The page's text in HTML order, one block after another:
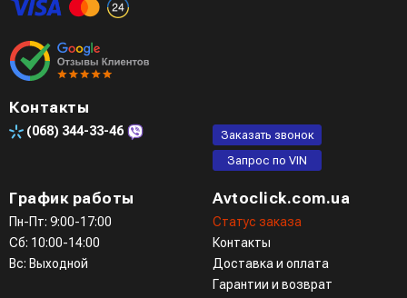
Контакты
(068) 344-33-46
Заказать звонок
Запрос по VIN
График работы
Пн-Пт: 9:00-17:00
Сб: 10:00-14:00
Вс: Выходной
Avtoclick.com.ua
Статус заказа
Контакты
Доставка и оплата
Гарантии и возврат